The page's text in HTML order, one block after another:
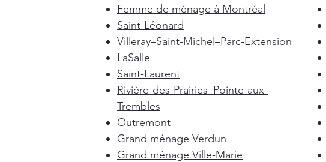
Femme de ménage à Montréal
Saint-Léonard
Villeray–Saint-Michel–Parc-Extension
LaSalle
Saint-Laurent
Rivière-des-Prairies–Pointe-aux-
Trembles
Outremont
Grand ménage Verdun
Grand ménage Ville-Marie